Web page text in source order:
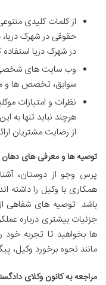
از کلمات کلیدی
حقوقی در شهرک
در شهرک دریا استفاده
وب سایت های شخصی
سوابق، تخصص ها و
نظرات و امتیازات
هرچند نباید تنها به
از رضایت مشتریان
توصیه ها و معرفی های دهان
پرس وجو از دوستان،
همکاری با وکیل را داشته
باشد. توصیه های شفاهی از
جزئیات بیشتری درباره
ها بخواهید تا تجربه خود
مانند نحوه برخورد وکیل،
مراجعه به کانون وکلای